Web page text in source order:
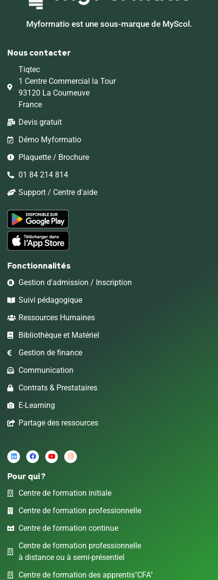
Myformatio est une sous-marque de MyScol.
Nous contacter
Tiqtec
1 Centre Commercial la Tour
93120 La Courneuve
France
Devis gratuit
Démo Myformatio
Plaquette / Brochure
01 84 214 814
Support / Centre d'aide
Fonctionnalités
Gestion d'admission / Inscription
Suivi pédagogique
Ressources Humaines
Bibliothèque et Matériel
Gestion de finance
Communication
Contrats & Prestataires
E-Learning
Partage des ressources
Pour qui ?
Centre de formation initiale
Centre de formation professionnelle
Centre de formation continue
Centre de formation professionnelle
à distance ou à semi-présentiel
Centre de formation des apprentis"CFA"